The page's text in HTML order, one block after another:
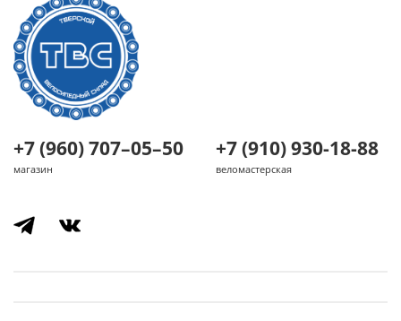
+7 (960) 707–05–50
магазин
+7 (910) 930-18-88
веломастерская